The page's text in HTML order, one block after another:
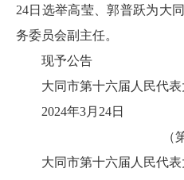
24日选举高莹、郭普跃为大
务委员会副主任。
现予公告
大同市第十六届人民代
2024年3月24日
（
大同市第十六届人民代